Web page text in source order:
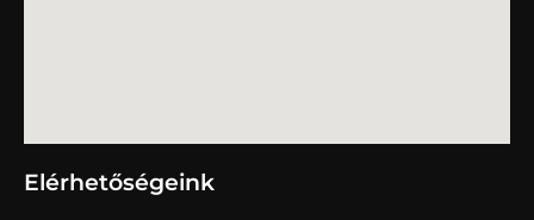
Elérhetőségeink